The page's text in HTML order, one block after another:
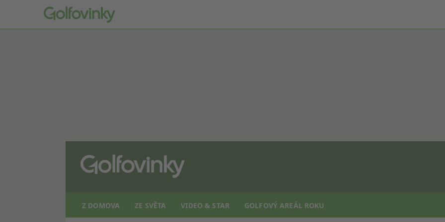
Z DOMOVA ZE SVĚTA VIDEO & STAR GOLFOVÝ AREÁL ROKU